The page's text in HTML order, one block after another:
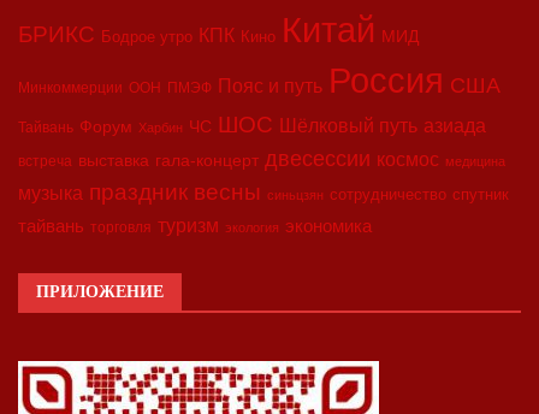
БРИКС Бодрое утро КПК Кино Китай МИД
Минкоммерции ООН ПМЭФ Пояс и путь Россия США
Тайвань Форум Харбин ЧС ШОС Шёлковый путь азиада
встреча выставка гала-концерт двесессии космос медицина
музыка праздник весны синьцзян сотрудничество спутник
тайвань торговля туризм экология экономика
ПРИЛОЖЕНИЕ